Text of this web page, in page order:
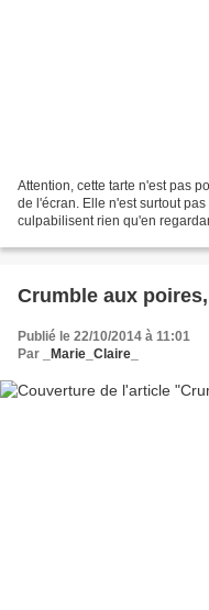
Attention, cette tarte n'est pas
de l'écran. Elle n'est surtout
culpabilisent rien qu'en
Crumble aux
Publié le 22/10/2014 à 11:01
Par
_Marie_Claire_